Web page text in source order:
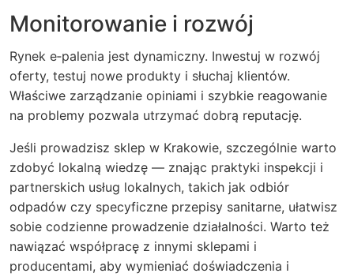
Monitorowanie i rozwój
Rynek e‑palenia jest dynamiczny. Inwestuj w rozwój
oferty, testuj nowe produkty i słuchaj klientów.
Właściwe zarządzanie opiniami i szybkie reagowanie
na problemy pozwala utrzymać dobrą reputację.
Jeśli prowadzisz sklep w Krakowie, szczególnie warto
zdobyć lokalną wiedzę — znając praktyki inspekcji i
partnerskich usług lokalnych, takich jak odbiór
odpadów czy specyficzne przepisy sanitarne, ułatwisz
sobie codzienne prowadzenie działalności. Warto też
nawiązać współpracę z innymi sklepami i
producentami, aby wymieniać doświadczenia i